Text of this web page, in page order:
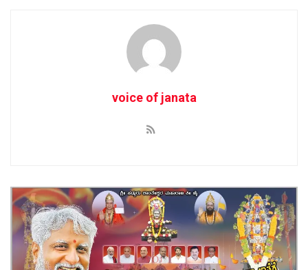
voice of janata